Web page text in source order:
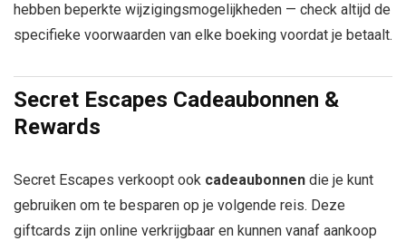
hebben beperkte wijzigingsmogelijkheden — check altijd de
specifieke voorwaarden van elke boeking voordat je betaalt.
Secret Escapes Cadeaubonnen &
Rewards
Secret Escapes verkoopt ook cadeaubonnen die je kunt
gebruiken om te besparen op je volgende reis. Deze
giftcards zijn online verkrijgbaar en kunnen vanaf aankoop